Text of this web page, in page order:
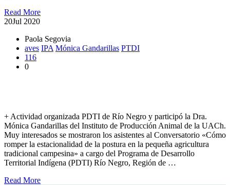
Read More
20Jul 2020
Paola Segovia
aves IPA Mónica Gandarillas PTDI
116
0
+ Actividad organizada PDTI de Río Negro y participó la Dra.
Mónica Gandarillas del Instituto de Producción Animal de la UACh.
Muy interesados se mostraron los asistentes al Conversatorio «Cómo
romper la estacionalidad de la postura en la pequeña agricultura
tradicional campesina» a cargo del Programa de Desarrollo
Territorial Indígena (PDTI) Río Negro, Región de …
Read More